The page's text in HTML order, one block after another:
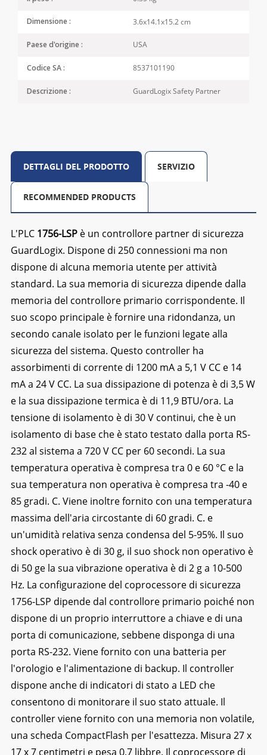
Dimensione : 3.6x14.1x15.2 cm
Paese d'origine : USA
Codice SA : 8537101190
Descrizione : GuardLogix Safety Partner
DETTAGLI DEL PRODOTTO SERVIZIO
RECOMMENDED PRODUCTS
L'PLC 1756-LSPè un controllore partner di sicurezza
GuardLogix. Dispone di 250 connessioni ma non
dispone di alcuna memoria utente per attività
standard. La sua memoria di sicurezza dipende dalla
memoria del controllore primario corrispondente. Il
suo scopo principale è fornire una ridondanza, un
secondo canale isolato per le funzioni legate alla
sicurezza del sistema. Questo controller ha
assorbimenti di corrente di 1200 mA a 5,1 V CC e 14
mA a 24 V CC. La sua dissipazione di potenza è di 3,5 W
e la sua dissipazione termica è di 11,9 BTU/ora. La
tensione di isolamento è di 30 V continui, che è un
isolamento di base che è stato testato dalla porta RS-
232 al sistema a 720 V CC per 60 secondi. La sua
temperatura operativa è compresa tra 0 e 60 °C e la
sua temperatura non operativa è compresa tra -40 e
85 gradi. C. Viene inoltre fornito con una temperatura
massima dell'aria circostante di 60 gradi. C. e
un'umidità relativa senza condensa del 5-95%. Il suo
shock operativo è di 30 g, il suo shock non operativo è
di 50 ge la sua vibrazione operativa è di 2 g a 10-500
Hz. La configurazione del coprocessore di sicurezza
1756-LSP dipende dal controllore primario poiché non
dispone di un proprio interruttore a chiave e di una
porta di comunicazione, sebbene disponga di una
porta RS-232. Viene fornito con una batteria per
l'orologio e l'alimentazione di backup. Il controller
dispone anche di indicatori di stato a LED che
consentono di monitorare il suo stato attuale. Il
controller viene fornito con una memoria non volatile,
una scheda CompactFlash per l'esattezza. Misura 27 x
17 x 7 centimetri e pesa 0,7 libbre. Il coprocessore di